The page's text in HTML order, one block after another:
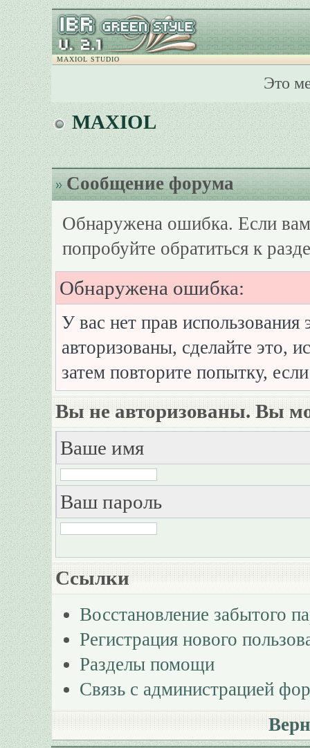
MAXIOL STUDIO
Это
MAXIOL
Сообщение форума
Обнаружена ошибка. Если
попробуйте обратиться к
Обнаружена ошибка:
У вас нет прав
авторизованы, сделайте это,
затем повторите попытку,
Вы не авторизованы. Вы
Ваше имя
Ваш пароль
Ссылки
Восстановление забытого
Регистрация нового
Разделы помощи
Связь с администрацией